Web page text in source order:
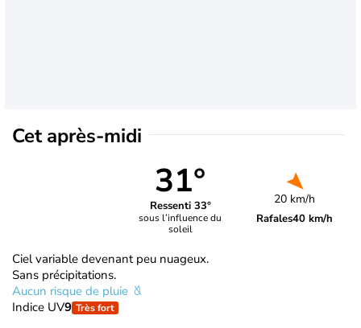
Cet après-midi
31°
Ressenti 33°
sous l’influence du
soleil
20 km/h
Rafales40 km/h
Ciel variable devenant peu nuageux.
Sans précipitations.
Aucun risque de pluie
Indice UV9 Très fort